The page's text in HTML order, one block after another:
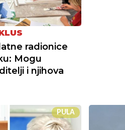
radionice
Mogu
i njihova
PULA